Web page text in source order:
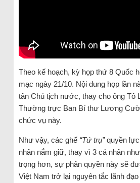
Theo kế hoạch, kỳ họp thứ 8 Quốc
mạc ngày 21/10. Nội dung họp lần
tân Chủ tịch nước, thay cho ông Tô
Thường trực Ban Bí thư Lương
chức vụ này.
Như vậy, các ghế “Tứ trụ”quyền lực
nhân nắm giữ, thay vì 3 cá nhân
trọng hơn, sự phân quyền này sẽ
Việt Nam trở lại nguyên tắc lãnh